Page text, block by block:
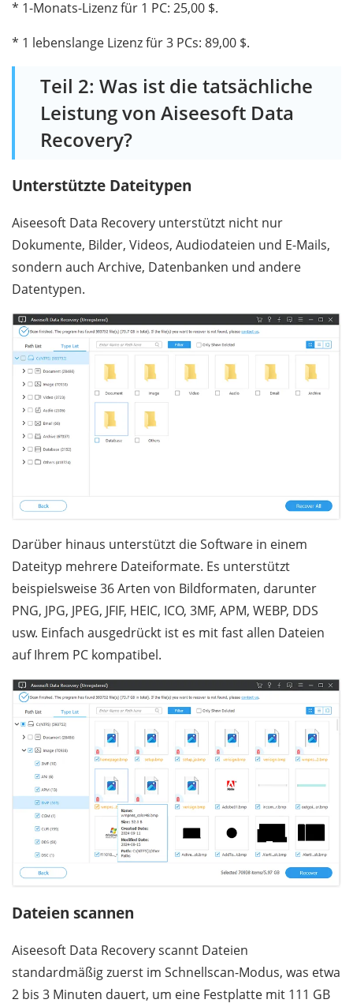
* 1-Monats-Lizenz für 1 PC: 25,00 $.
* 1 lebenslange Lizenz für 3 PCs: 89,00 $.
Teil 2: Was ist die tatsächliche
Leistung von Aiseesoft Data
Recovery?
Unterstützte Dateitypen
Aiseesoft Data Recovery unterstützt nicht nur
Dokumente, Bilder, Videos, Audiodateien und E-Mails,
sondern auch Archive, Datenbanken und andere
Datentypen.
Darüber hinaus unterstützt die Software in einem
Dateityp mehrere Dateiformate. Es unterstützt
beispielsweise 36 Arten von Bildformaten, darunter
PNG, JPG, JPEG, JFIF, HEIC, ICO, 3MF, APM, WEBP, DDS
usw. Einfach ausgedrückt ist es mit fast allen Dateien
auf Ihrem PC kompatibel.
Dateien scannen
Aiseesoft Data Recovery scannt Dateien
standardmäßig zuerst im Schnellscan-Modus, was etwa
2 bis 3 Minuten dauert, um eine Festplatte mit 111 GB